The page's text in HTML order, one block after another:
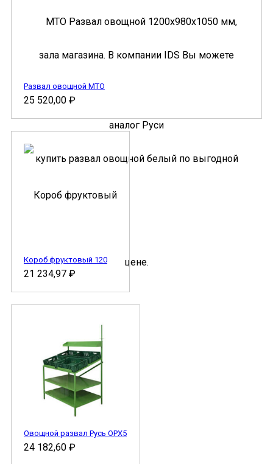
Развал овощной МТО
25 520,00 ₽
Короб фруктовый 120
21 234,97 ₽
Овощной развал Русь ОРХ5
24 182,60 ₽